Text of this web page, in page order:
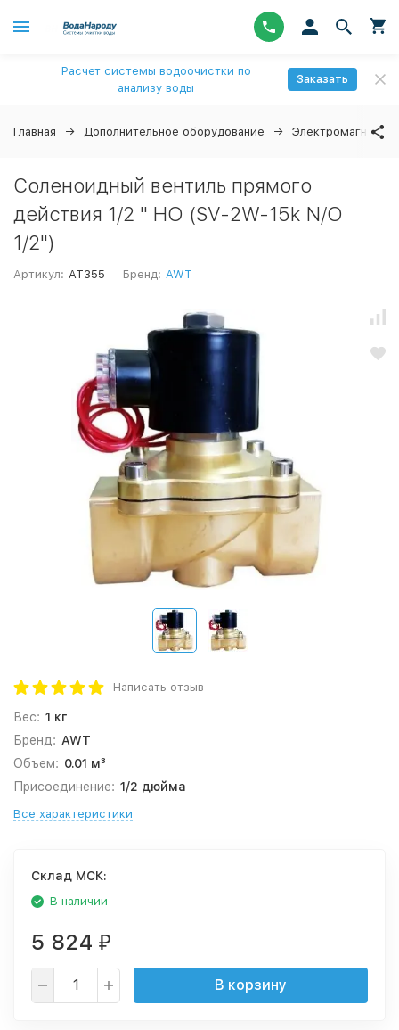
Расчет системы водоочистки по
анализу воды
Заказать
Главная Дополнительное оборудование
Соленоидный вентиль прямого
действия 1/2 " НО (SV-2W-15k N/О
1/2")
Артикул: AT355 Бренд: AWT
Написать отзыв
Вес: 1 кг
Бренд: AWT
Объем: 0.01 м³
Присоединение: 1/2 дюйма
Все характеристики
Cклад МСК:
В наличии
5 824 ₽
В корзину